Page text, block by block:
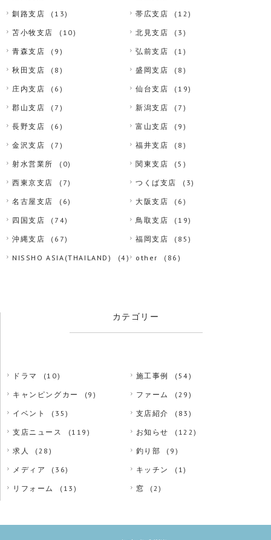
釧路支店 (13) 帯広支店 (12)
苫小牧支店 (10) 北見支店 (3)
青森支店 (9) 弘前支店 (1)
秋田支店 (8) 盛岡支店 (8)
庄内支店 (6) 仙台支店 (19)
郡山支店 (7) 新潟支店 (7)
長野支店 (6) 富山支店 (9)
金沢支店 (7) 福井支店 (8)
射水営業所 (0) 関東支店 (5)
西東京支店 (7) つくば支店 (3)
名古屋支店 (6) 大阪支店 (6)
四国支店 (74) 鳥取支店 (19)
沖縄支店 (67) 福岡支店 (85)
NISSHO ASIA(THAILAND) (4) other (86)
カテゴリー
ドラマ (10) 施工事例 (54)
キャンピングカー (9) ファーム (29)
イベント (35) 支店紹介 (83)
支店ニュース (119) お知らせ (122)
求人 (28) 釣り部 (9)
メディア (36) キッチン (1)
リフォーム (13) 窓 (2)